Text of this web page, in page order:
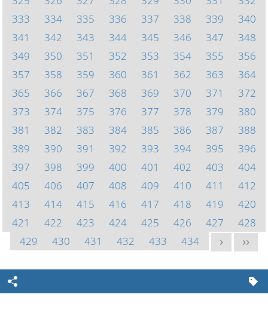
333
334 335 336 337 338 339
340
341
342 343 344 345 346 347
348
349
350 351 352 353 354 355
356
357
358 359 360 361 362 363
364
365
366 367 368 369 370 371
372
373
374 375 376 377 378 379
380
381
382 383 384 385 386 387
388
389
390 391 392 393 394 395
396
397
398 399 400 401 402 403
404
405
406 407 408 409 410 411
412
413
414 415 416 417 418 419
420
421
422 423 424 425 426 427
428
429
430 431 432 433 434 > >>